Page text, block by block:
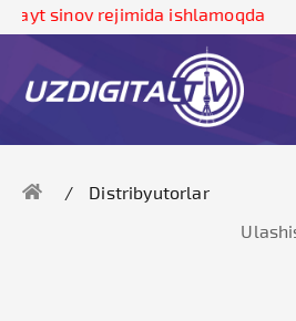
sinov rejimida ishlamoqda
Distribyutorlar